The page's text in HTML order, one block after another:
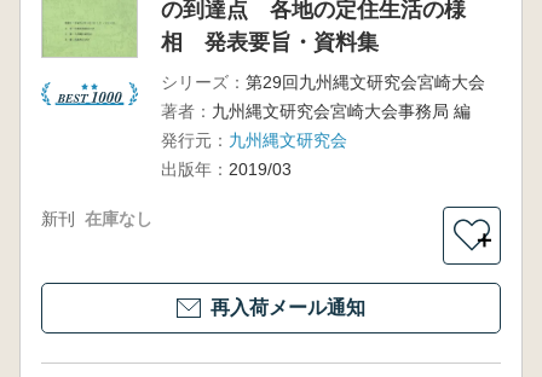
の到達点 各地の定住生活の様
相 発表要旨・資料集
シリーズ： 第29回九州縄文研究会宮崎大会
著者： 九州縄文研究会宮崎大会事務局 編
発行元： 九州縄文研究会
出版年： 2019/03
新刊 在庫なし
＋
再入荷メール通知